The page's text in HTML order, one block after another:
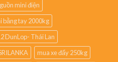
mini điện
bằng tay 2000kg
DunLop- Thái Lan
mua xe đẩy 250kg